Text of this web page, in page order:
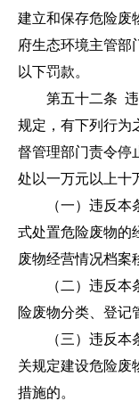
建立和保存危险废
府生态环境主管部
以下罚款。
第五十二条
规定，有下列行为
督管理部门责令停
处以一万元以上十
（一）违反
式处置危险废物的
废物经营情况档案
（二）违反
险废物分类、登记
（三）违反
关规定建设危险废
措施的。